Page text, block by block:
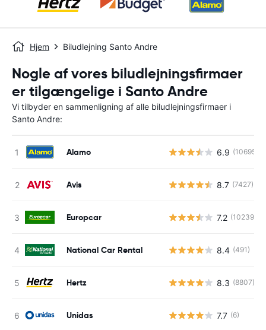
Hjem Biludlejning Santo Andre
Nogle af vores biludlejningsfirmaer
er tilgængelige i Santo Andre
Vi tilbyder en sammenligning af alle biludlejningsfirmaer i
Santo Andre:
Alamo 6.9 (10695)
Avis 8.7 (7427)
Europcar 7.2 (10239)
National Car Rental 8.4 (491)
Hertz 8.3 (8807)
Unidas 7.7 (6)